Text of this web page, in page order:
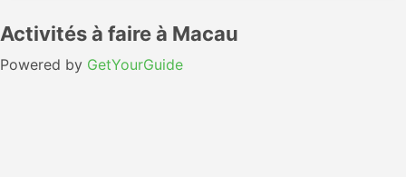
Activités à faire à Macau
Powered by GetYourGuide